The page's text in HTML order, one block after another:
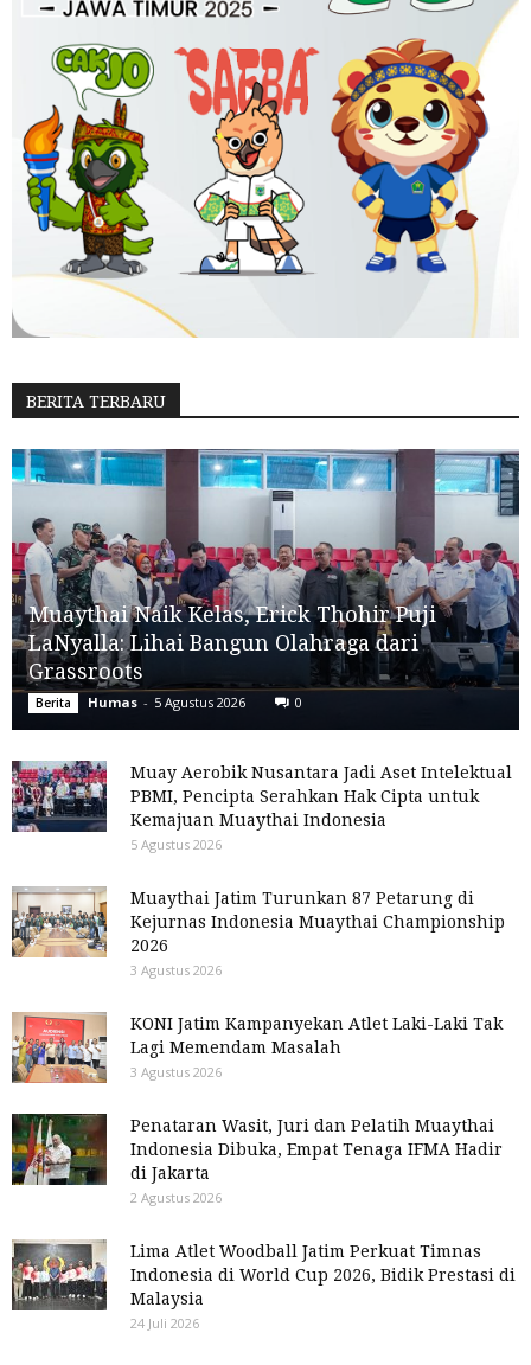
BERITA TERBARU
Muaythai Naik Kelas, Erick Thohir Puji
LaNyalla: Lihai Bangun Olahraga dari
Grassroots
Berita Humas - 5 Agustus 2026 0
Muay Aerobik Nusantara Jadi Aset Intelektual
PBMI, Pencipta Serahkan Hak Cipta untuk
Kemajuan Muaythai Indonesia
5 Agustus 2026
Muaythai Jatim Turunkan 87 Petarung di
Kejurnas Indonesia Muaythai Championship
2026
3 Agustus 2026
KONI Jatim Kampanyekan Atlet Laki-Laki Tak
Lagi Memendam Masalah
3 Agustus 2026
Penataran Wasit, Juri dan Pelatih Muaythai
Indonesia Dibuka, Empat Tenaga IFMA Hadir
di Jakarta
2 Agustus 2026
Lima Atlet Woodball Jatim Perkuat Timnas
Indonesia di World Cup 2026, Bidik Prestasi di
Malaysia
24 Juli 2026